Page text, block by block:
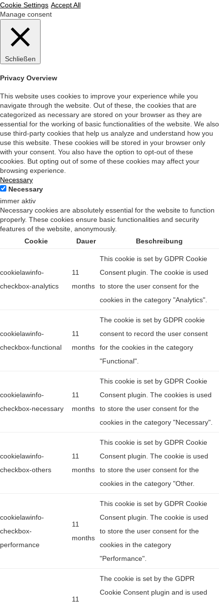
Cookie Settings Accept All
Manage consent
Schließen
Privacy Overview
This website uses cookies to improve your experience while you
navigate through the website. Out of these, the cookies that are
categorized as necessary are stored on your browser as they are
essential for the working of basic functionalities of the website. We also
use third-party cookies that help us analyze and understand how you
use this website. These cookies will be stored in your browser only
with your consent. You also have the option to opt-out of these
cookies. But opting out of some of these cookies may affect your
browsing experience.
Necessary
Necessary
immer aktiv
Necessary cookies are absolutely essential for the website to function
properly. These cookies ensure basic functionalities and security
features of the website, anonymously.
Cookie
Dauer Beschreibung
cookielawinfo-
checkbox-analytics
11
months
This cookie is set by GDPR Cookie
Consent plugin. The cookie is used
to store the user consent for the
cookies in the category "Analytics".
cookielawinfo-
checkbox-functional
11
months
The cookie is set by GDPR cookie
consent to record the user consent
for the cookies in the category
"Functional".
cookielawinfo-
checkbox-necessary
11
months
This cookie is set by GDPR Cookie
Consent plugin. The cookies is used
to store the user consent for the
cookies in the category "Necessary".
cookielawinfo-
checkbox-others
11
months
This cookie is set by GDPR Cookie
Consent plugin. The cookie is used
to store the user consent for the
cookies in the category "Other.
cookielawinfo-
checkbox-
performance
11
months
This cookie is set by GDPR Cookie
Consent plugin. The cookie is used
to store the user consent for the
cookies in the category
"Performance".
11
The cookie is set by the GDPR
Cookie Consent plugin and is used